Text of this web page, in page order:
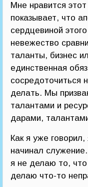
Мне нравится
показывает, что
сердцевиной
невежество
таланты, бизнес
единственная
сосредоточиться
делать. Мы
талантами и
дарами,
Как я уже
начинал
я не делаю то,
делаю что-то